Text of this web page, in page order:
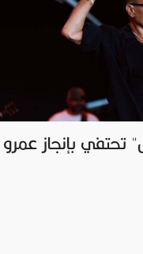
تحتفي بإنجاز عمرو